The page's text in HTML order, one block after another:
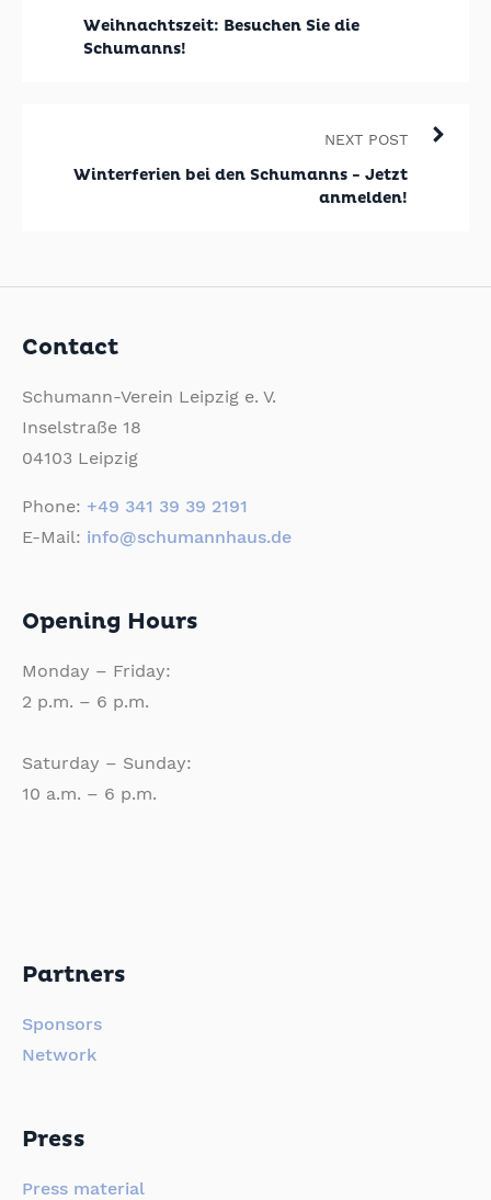
Weihnachtszeit: Besuchen Sie die
Schumanns!
NEXT POST
Winterferien bei den Schumanns - Jetzt
anmelden!
Contact
Schumann-Verein Leipzig e. V.
Inselstraße 18
04103 Leipzig
Phone: +49 341 39 39 2191
E-Mail: info@schumannhaus.de
Opening Hours
Monday – Friday:
2 p.m. – 6 p.m.
Saturday – Sunday:
10 a.m. – 6 p.m.
Partners
Sponsors
Network
Press
Press material